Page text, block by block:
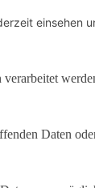
einsehen
Daten